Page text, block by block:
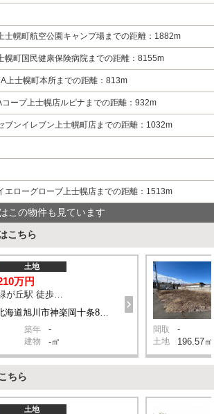
上士幌町航空公園キャンプ場までの距離：1882m
幌町国民健康保険病院までの距離：8155m
上士幌町本所までの距離：813m
コープ上士幌店ルピナまでの距離：932m
ブンイレブン上士幌町店までの距離：1032m
エローグローブ上士幌店までの距離：1513m
この物件も見ています
こちら
土地
万円
緑が丘駅 徒歩12分
築年 -
建物 -㎡
間取 -
土地 196.57㎡
ちら
土地